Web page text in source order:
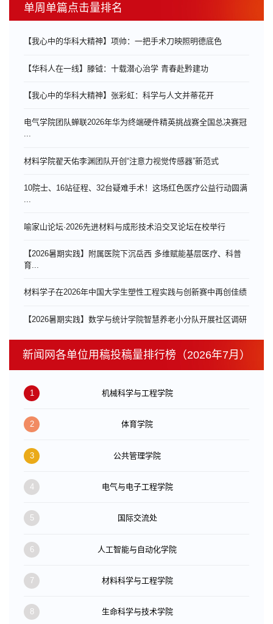
单周单篇点击量排名
【我心中的华科大精神】项帅：一把手术刀映照明德底色
【华科人在一线】滕钺：十载潜心治学 青春赴黔建功
【我心中的华科大精神】张彩虹：科学与人文并蒂花开
电气学院团队蝉联2026年华为终端硬件精英挑战赛全国总决赛冠
...
材料学院翟天佑李渊团队开创“注意力视觉传感器”新范式
10院士、16站征程、32台疑难手术！这场红色医疗公益行动圆满
...
喻家山论坛·2026先进材料与成形技术沿交叉论坛在校举行
【2026暑期实践】附属医院下沉岳西 多维赋能基层医疗、科普
育...
材料学子在2026年中国大学生塑性工程实践与创新赛中再创佳绩
【2026暑期实践】数学与统计学院智慧养老小分队开展社区调研
新闻网各单位用稿投稿量排行榜（2026年7月）
1 机械科学与工程学院
2 体育学院
3 公共管理学院
4 电气与电子工程学院
5 国际交流处
6 人工智能与自动化学院
7 材料科学与工程学院
8 生命科学与技术学院